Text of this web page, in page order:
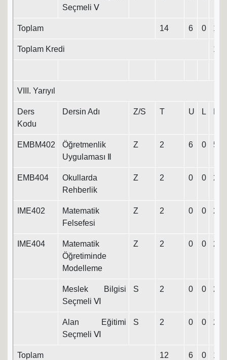
Seçmeli Ⅴ
Toplam 14 6 0 17
Toplam Kredi 131
VIII. Yarıyıl
Ders
Kodu
Dersin Adı Z/S T U L
EMBM402
Öğretmenlik
Uygulaması Ⅱ
Z 2 6 0 5
EMB404
Okullarda
Rehberlik
Z 2 0 0 2
IME402
Matematik
Felsefesi
Z 2 0 0 2
IME404
Matematik
Öğretiminde
Modelleme
Z 2 0 0 2
Meslek Bilgisi
Seçmeli Ⅵ
S 2 0 0 2
Alan Eğitimi
Seçmeli Ⅵ
S 2 0 0 2
Toplam 12 6 0 15